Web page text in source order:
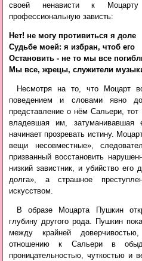
своей ненависти к
профессиональную зависть:
Нет! не могу противиться я доле
Судьбе моей: я избран, чтоб его
Остановить - не то мы все
Несмотря на то, что Моцарт
поведением и словами явно
представление о нём Сальери, тот
владевшая им,
начинает прозревать истину.
вещи несовместные»,
призванный восстановить
низкий завистник, и убийство его
долга», а страшное
искусством.
В образе Моцарта Пушкин
глубину другого рода. Пушкин
между крайней
отношению к Сальери в
проницательностью, чуткостью и